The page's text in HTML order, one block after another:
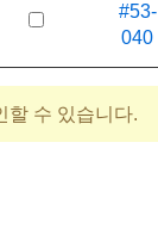
#53-
040
할 수 있습니다.